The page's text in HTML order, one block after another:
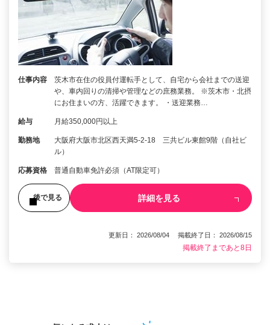
仕事内容
茨木市在住の役員付運転手として、自宅から会社までの送迎
や、車内回りの清掃や管理などの庶務業務。 ※茨木市・北摂
にお住まいの方、活躍できます。 ・送迎業務…
給与 月給350,000円以上
勤務地
大阪府大阪市北区西天満5-2-18 三共ビル東館9階（自社ビ
ル）
応募資格 普通自動車免許必須（AT限定可）
後で見る 詳細を見る
更新日： 2026/08/04 掲載終了日： 2026/08/15
掲載終了まであと8日